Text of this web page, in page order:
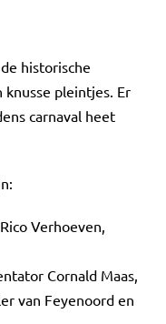
historische
pleintjes. Er
carnaval heet
Verhoeven,
Cornald Maas,
van Feyenoord en